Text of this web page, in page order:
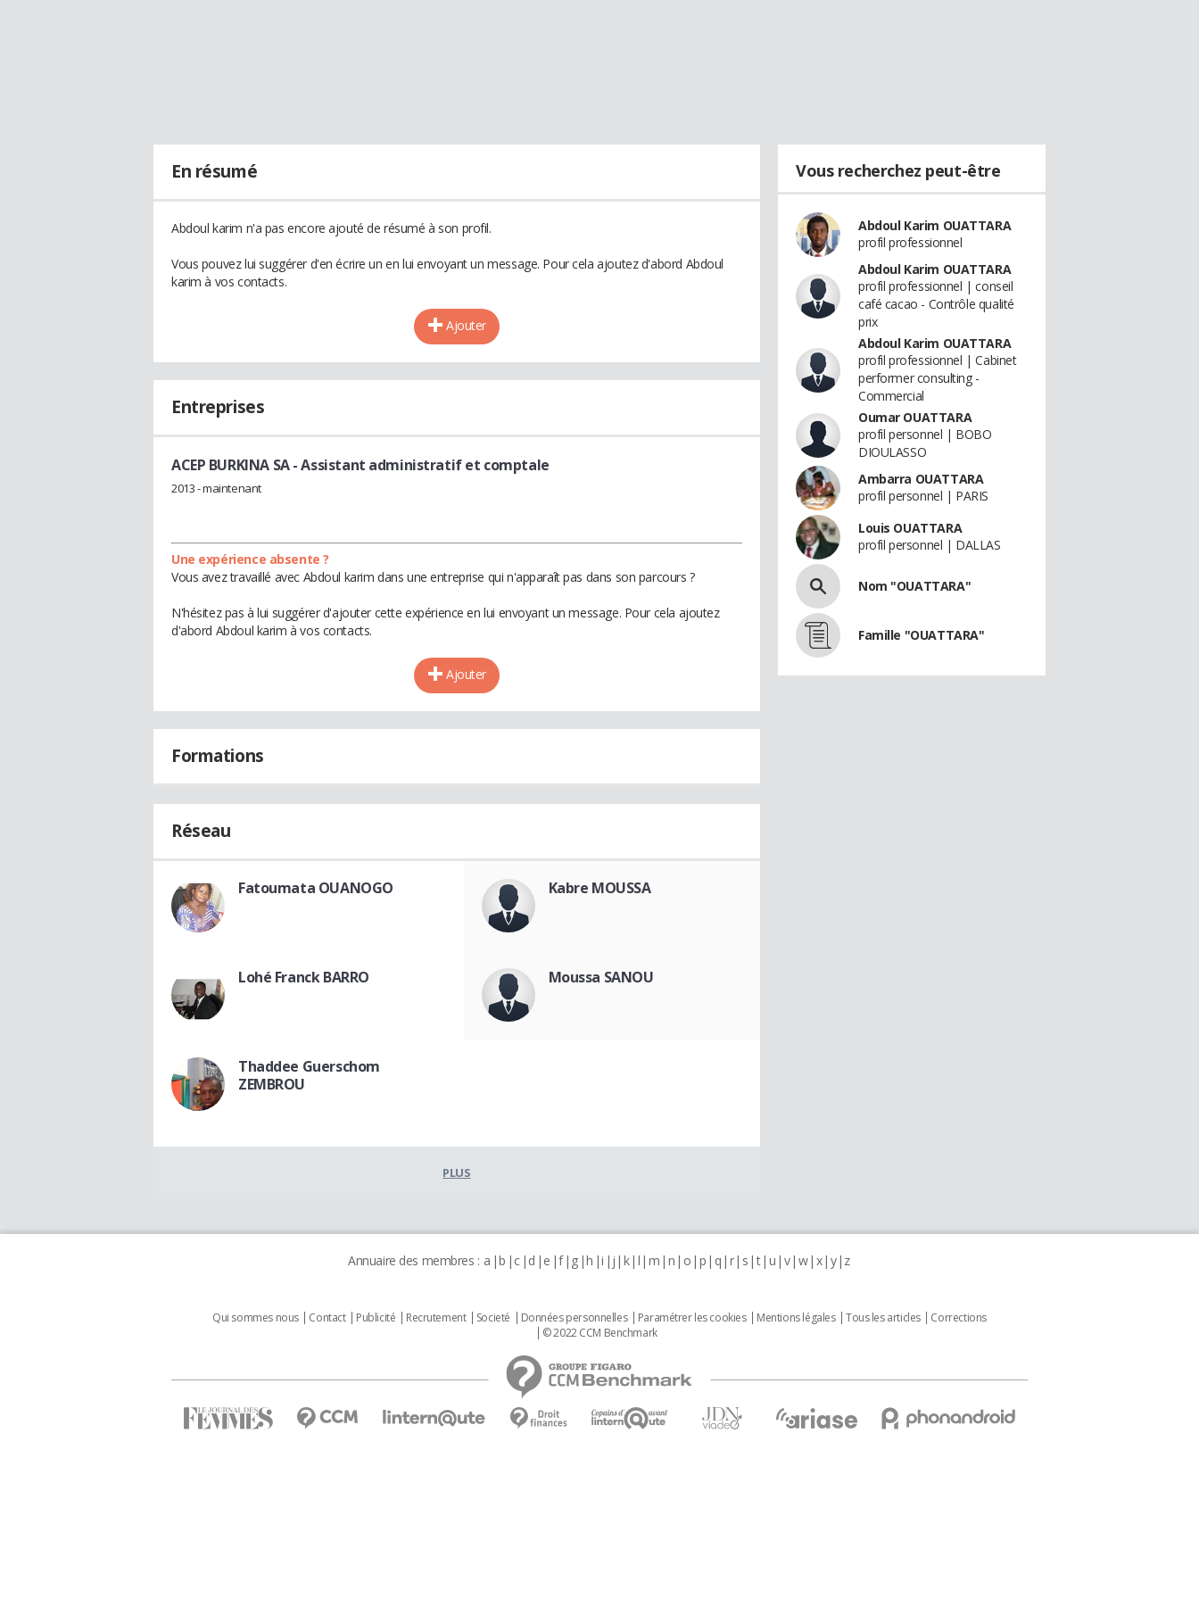
En résumé
Abdoul karim n'a pas encore ajouté de résumé à son profil.
Vous pouvez lui suggérer d'en écrire un en lui envoyant un message. Pour cela ajoutez d'abord Abdoul
karim à vos contacts.
Ajouter
Entreprises
ACEP BURKINA SA- Assistant administratif et comptale
2013 - maintenant
Une expérience absente ?
Vous avez travaillé avec Abdoul karim dans une entreprise qui n'apparaît pas dans son parcours ?
N'hésitez pas à lui suggérer d'ajouter cette expérience en lui envoyant un message. Pour cela ajoutez
d'abord Abdoul karim à vos contacts.
Ajouter
Formations
Réseau
Fatoumata OUANOGO Kabre MOUSSA
Lohé Franck BARRO Moussa SANOU
Thaddee Guerschom
ZEMBROU
PLUS
Vous recherchez peut-être
Abdoul Karim OUATTARA
profil professionnel
Abdoul Karim OUATTARA
profil professionnel | conseil
café cacao - Contrôle qualité
prix
Abdoul Karim OUATTARA
profil professionnel | Cabinet
performer consulting -
Commercial
Oumar OUATTARA
profil personnel | BOBO
DIOULASSO
Ambarra OUATTARA
profil personnel | PARIS
Louis OUATTARA
profil personnel | DALLAS
Nom "OUATTARA"
Famille "OUATTARA"
Annuaire des membres : a b c d e f g h i j k l m n o p q r s t u v w x y z
Qui sommes nous Contact Publicité Recrutement Societé Données personnelles Paramétrer les cookies Mentions légales Tous les articles
Corrections
© 2022 CCM Benchmark